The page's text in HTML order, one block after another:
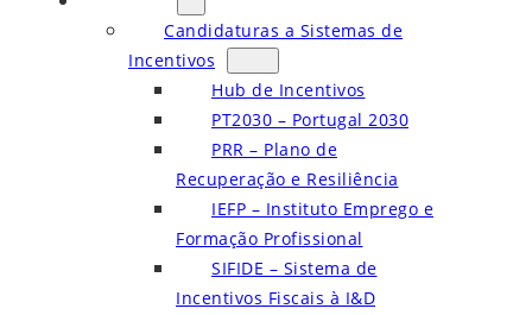
Candidaturas a Sistemas de
Incentivos
Hub de Incentivos
PT2030 – Portugal 2030
PRR – Plano de
Recuperação e Resiliência
IEFP – Instituto Emprego e
Formação Profissional
SIFIDE – Sistema de
Incentivos Fiscais à I&D